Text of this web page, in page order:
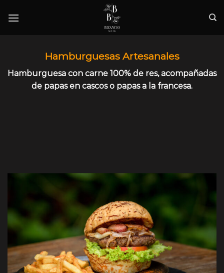
Hamburguesas Artesanales
Hamburguesa con carne 100% de res, acompañadas
de papas en cascos o papas a la francesa.